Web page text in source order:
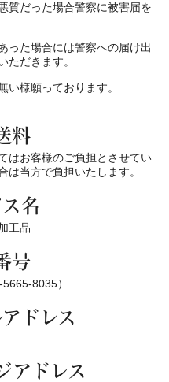
質だった場合警察に被害届を
った場合には警察への届け出
ただきます。
い様願っております。
料
はお客様のご負担とさせてい
は当方で負担いたします。
名
工品
号
8035）
ドレス
アドレス